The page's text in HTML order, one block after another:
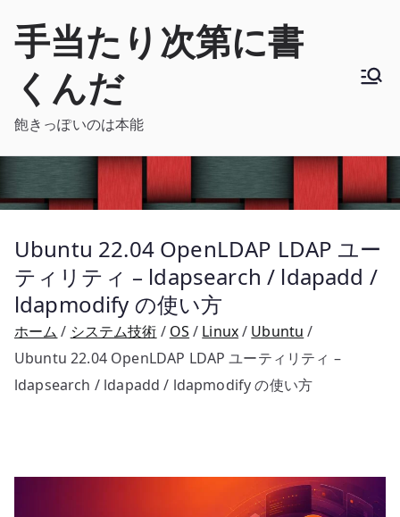
手当たり次第に書
くんだ
飽きっぽいのは本能
Ubuntu 22.04 OpenLDAP LDAP ユー
ティリティ – ldapsearch / ldapadd /
ldapmodify の使い方
ホーム システム技術 OS Linux
Ubuntu
Ubuntu 22.04 OpenLDAP LDAP ユーティリティ –
ldapsearch / ldapadd / ldapmodify の使い方